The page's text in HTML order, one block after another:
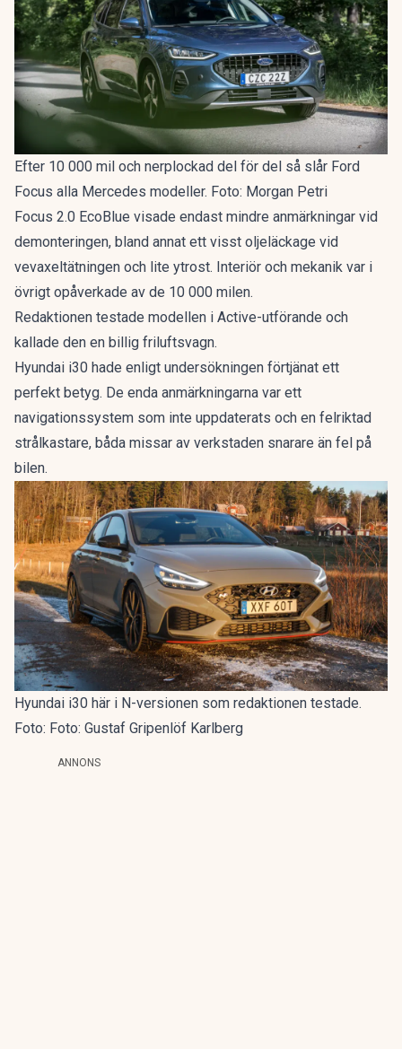
Efter 10 000 mil och nerplockad del för del så slår Ford
Focus alla Mercedes modeller. Foto: Morgan Petri
Focus 2.0 EcoBlue visade endast mindre anmärkningar vid
demonteringen, bland annat ett visst oljeläckage vid
vevaxeltätningen och lite ytrost. Interiör och mekanik var i
övrigt opåverkade av de 10 000 milen.
Redaktionen testade modellen i Active-utförande och
kallade den en billig friluftsvagn.
Hyundai i30 hade enligt undersökningen förtjänat ett
perfekt betyg. De enda anmärkningarna var ett
navigationssystem som inte uppdaterats och en felriktad
strålkastare, båda missar av verkstaden snarare än fel på
bilen.
Hyundai i30 här i N-versionen som redaktionen testade.
Foto: Foto: Gustaf Gripenlöf Karlberg
ANNONS